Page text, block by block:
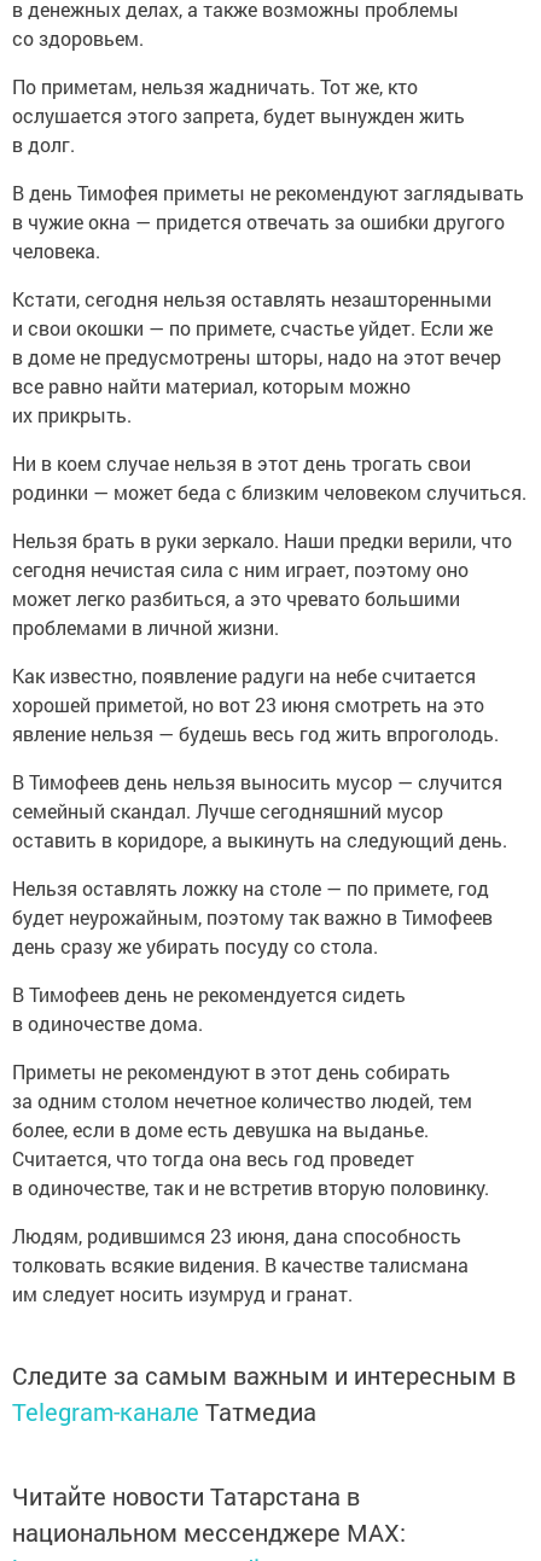
в денежных делах, а также возможны проблемы
со здоровьем.
По приметам, нельзя жадничать. Тот же, кто
ослушается этого запрета, будет вынужден жить
в долг.
В день Тимофея приметы не рекомендуют заглядывать
в чужие окна — придется отвечать за ошибки другого
человека.
Кстати, сегодня нельзя оставлять незашторенными
и свои окошки — по примете, счастье уйдет. Если же
в доме не предусмотрены шторы, надо на этот вечер
все равно найти материал, которым можно
их прикрыть.
Ни в коем случае нельзя в этот день трогать свои
родинки — может беда с близким человеком случиться.
Нельзя брать в руки зеркало. Наши предки верили, что
сегодня нечистая сила с ним играет, поэтому оно
может легко разбиться, а это чревато большими
проблемами в личной жизни.
Как известно, появление радуги на небе считается
хорошей приметой, но вот 23 июня смотреть на это
явление нельзя — будешь весь год жить впроголодь.
В Тимофеев день нельзя выносить мусор — случится
семейный скандал. Лучше сегодняшний мусор
оставить в коридоре, а выкинуть на следующий день.
Нельзя оставлять ложку на столе — по примете, год
будет неурожайным, поэтому так важно в Тимофеев
день сразу же убирать посуду со стола.
В Тимофеев день не рекомендуется сидеть
в одиночестве дома.
Приметы не рекомендуют в этот день собирать
за одним столом нечетное количество людей, тем
более, если в доме есть девушка на выданье.
Считается, что тогда она весь год проведет
в одиночестве, так и не встретив вторую половинку.
Людям, родившимся 23 июня, дана способность
толковать всякие видения. В качестве талисмана
им следует носить изумруд и гранат.
Следите за самым важным и интересным в
Telegram-канале Татмедиа
Читайте новости Татарстана в
национальном мессенджере MАХ: